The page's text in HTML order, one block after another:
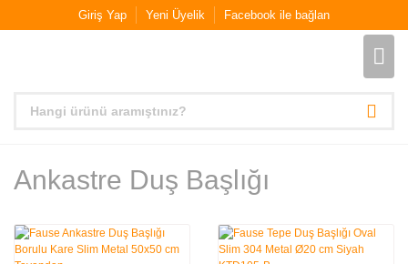
Giriş Yap Yeni Üyelik Facebook ile bağlan
Ankastre Duş Başlığı